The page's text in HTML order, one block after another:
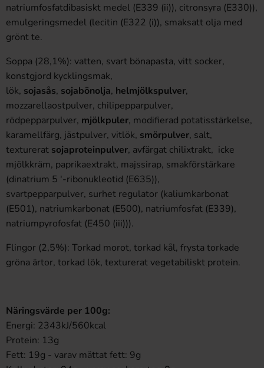
natriumfosfatdibasiskt medel (E339 (ii)), citronsyra (E330)),
emulgeringsmedel (lecitin (E322 (i)), smaksatt olja med
grönt te.
Soppa (28,1%): vatten, svart bönapasta, vitt socker,
konstgjord kycklingsmak,
lök, sojasås, sojabönolja, helmjölkspulver,
mozzarellaostpulver, chilipepparpulver,
rödpepparpulver, mjölkpuler, modifierad potatisstärkelse,
karamellfärg, jästpulver, vitlök, smörpulver, salt,
texturerat sojaproteinpulver, avfärgat chilixtrakt, icke
mjölkkräm, paprikaextrakt, majssirap, smakförstärkare
(dinatrium 5 '-ribonukleotid (E635)),
svartpepparpulver, surhet regulator (kaliumkarbonat
(E501), natriumkarbonat (E500), natriumfosfat (E339),
natriumpyrofosfat (E450 (iii))).
Flingor (2,5%): Torkad morot, torkad kål, frysta torkade
gröna ärtor, torkad lök, texturerat vegetabiliskt protein.
Näringsvärde per 100g:
Energi: 2343kJ/560kcal
Protein: 13g
Fett: 19g - varav mättat fett: 9g